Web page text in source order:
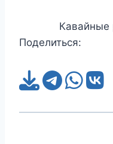
Кавайные
Поделиться: